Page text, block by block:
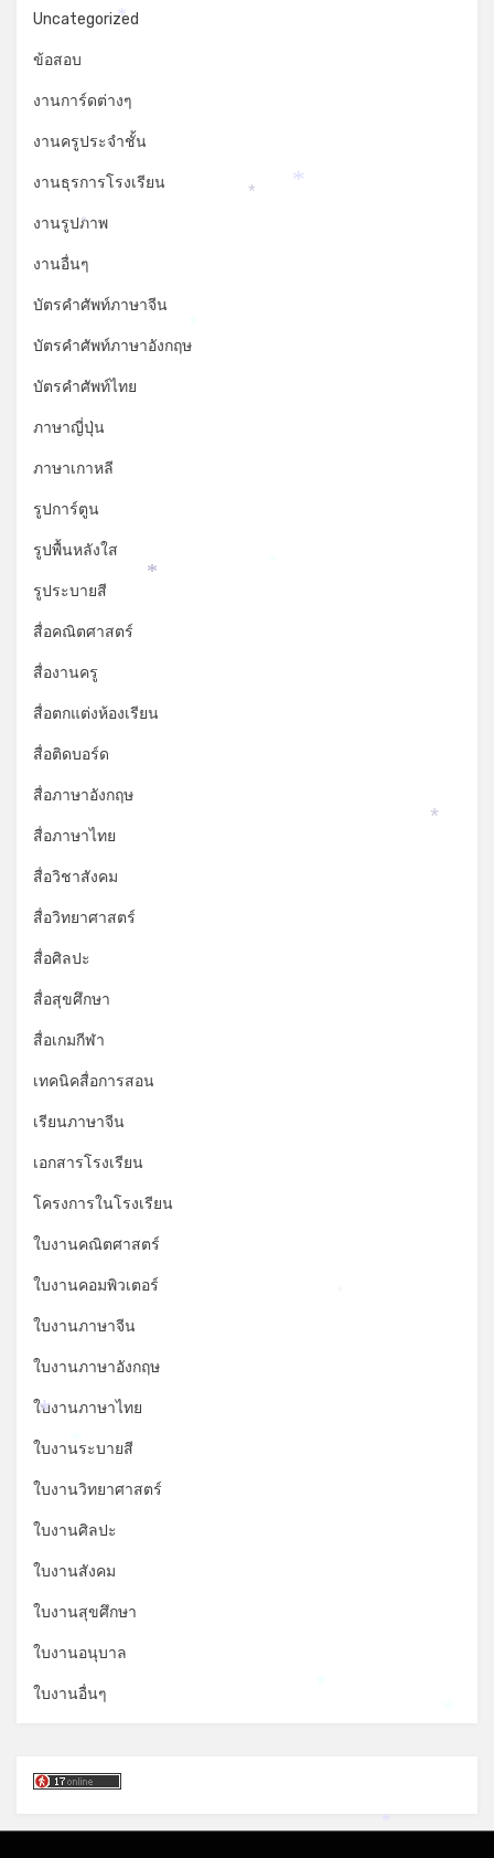
Uncategorized
ข้อสอบ
งานการ์ดต่างๆ
งานครูประจำชั้น
งานธุรการโรงเรียน
งานรูปภาพ
งานอื่นๆ
บัตรคำศัพท์ภาษาจีน
บัตรคำศัพท์ภาษาอังกฤษ
บัตรคำศัพท์ไทย
ภาษาญี่ปุ่น
ภาษาเกาหลี
รูปการ์ตูน
รูปพื้นหลังใส
รูประบายสี
สื่อคณิตศาสตร์
สื่องานครู
สื่อตกแต่งห้องเรียน
สื่อติดบอร์ด
สื่อภาษาอังกฤษ
สื่อภาษาไทย
สื่อวิชาสังคม
สื่อวิทยาศาสตร์
สื่อศิลปะ
สื่อสุขศึกษา
สื่อเกมกีฬา
เทคนิคสื่อการสอน
เรียนภาษาจีน
เอกสารโรงเรียน
โครงการในโรงเรียน
ใบงานคณิตศาสตร์
ใบงานคอมพิวเตอร์
ใบงานภาษาจีน
ใบงานภาษาอังกฤษ
ใบงานภาษาไทย
ใบงานระบายสี
ใบงานวิทยาศาสตร์
ใบงานศิลปะ
ใบงานสังคม
ใบงานสุขศึกษา
ใบงานอนุบาล
ใบงานอื่นๆ
*
*
*
*
*
*